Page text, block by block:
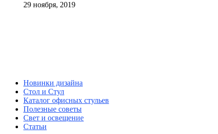
29 ноября, 2019
Новинки дизайна
Стол и Стул
Каталог офисных стульев
Полезные советы
Свет и освещение
Статьи